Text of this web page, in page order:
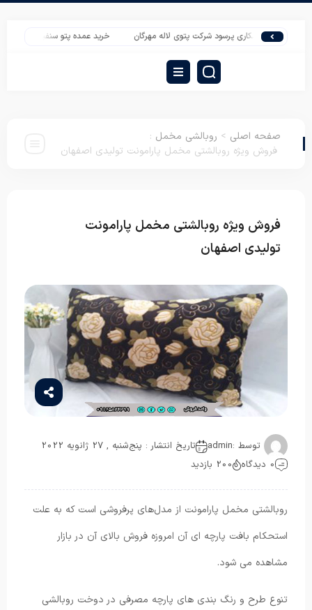
همکاری پرسود شرکت پتوی لاله مهرگان خرید عمده پتو سنفیلا گل برجسته دونفره
صفحه اصلی > روبالشی مخمل :
فروش ویژه روبالشتی مخمل پارامونت تولیدی اصفهان
فروش ویژه روبالشتی مخمل پارامونت
تولیدی اصفهان
توسط :admin
تاریخ انتشار : پنج‌شنبه , 27 ژانویه 2022
0 دیدگاه
200 بازدید
روبالشتی مخمل پارامونت از مدل‌های پرفروشی است که به علت
استحکام بافت پارچه ای آن امروزه فروش بالای آن در بازار
مشاهده می شود.
تنوع طرح و رنگ بندی های پارچه مصرفی در دوخت روبالشی